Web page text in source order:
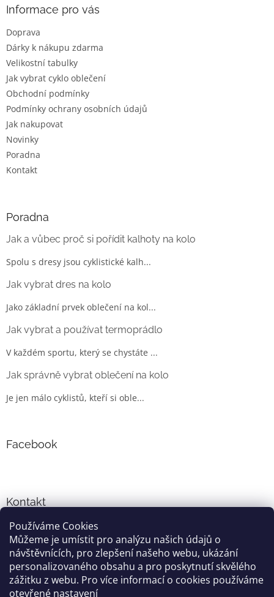
Používáme Cookies
Můžeme je umístit pro analýzu našich údajů o
návštěvnících, pro zlepšení našeho webu, ukázání
personalizovaného obsahu a pro poskytnutí skvělého
zážitku z webu. Pro více informací o cookies používáme
otevřené nastavení
Informace pro vás
Doprava
Dárky k nákupu zdarma
Velikostní tabulky
Jak vybrat cyklo oblečení
Obchodní podmínky
Podmínky ochrany osobních údajů
Jak nakupovat
Novinky
Poradna
Kontakt
Poradna
Jak a vůbec proč si pořídit kalhoty na kolo
Spolu s dresy jsou cyklistické kalh...
Jak vybrat dres na kolo
Jako základní prvek oblečení na kol...
Jak vybrat a používat termoprádlo
V každém sportu, který se chystáte ...
Jak správně vybrat oblečení na kolo
Je jen málo cyklistů, kteří si oble...
Facebook
Kontakt
info@cyklo-obleceni.cz
+420777081700
jsme na facebooku